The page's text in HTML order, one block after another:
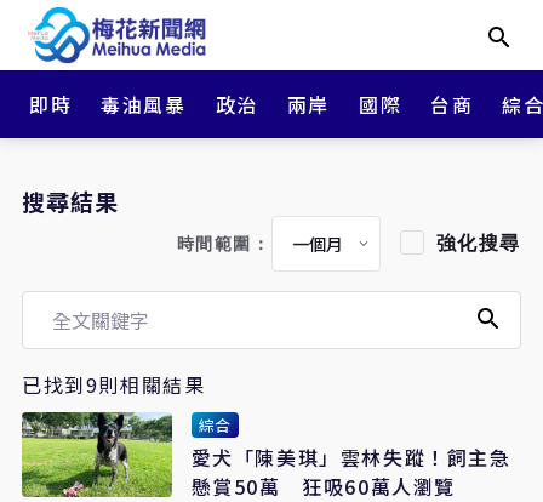
即時 毒油風暴 政治 兩岸 國際 台商 綜
搜尋結果
時間範圍： 強化搜尋
已找到9則相關結果
綜合
愛犬「陳美琪」雲林失蹤！飼主急
懸賞50萬 狂吸60萬人瀏覽